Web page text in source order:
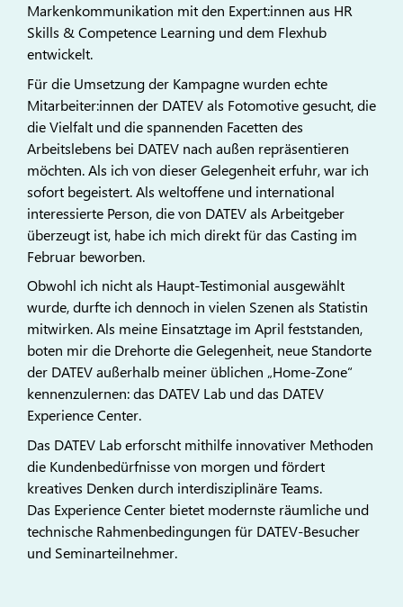
Markenkommunikation mit den Expert:innen aus HR
Skills & Competence Learning und dem Flexhub
entwickelt.
Für die Umsetzung der Kampagne wurden echte
Mitarbeiter:innen der DATEV als Fotomotive gesucht, die
die Vielfalt und die spannenden Facetten des
Arbeitslebens bei DATEV nach außen repräsentieren
möchten. Als ich von dieser Gelegenheit erfuhr, war ich
sofort begeistert. Als weltoffene und international
interessierte Person, die von DATEV als Arbeitgeber
überzeugt ist, habe ich mich direkt für das Casting im
Februar beworben.
Obwohl ich nicht als Haupt-Testimonial ausgewählt
wurde, durfte ich dennoch in vielen Szenen als Statistin
mitwirken. Als meine Einsatztage im April feststanden,
boten mir die Drehorte die Gelegenheit, neue Standorte
der DATEV außerhalb meiner üblichen „Home-Zone“
kennenzulernen: das DATEV Lab und das DATEV
Experience Center.
Das DATEV Lab erforscht mithilfe innovativer Methoden
die Kundenbedürfnisse von morgen und fördert
kreatives Denken durch interdisziplinäre Teams.
Das Experience Center bietet modernste räumliche und
technische Rahmenbedingungen für DATEV-Besucher
und Seminarteilnehmer.